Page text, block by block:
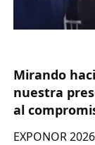
Mirando
nuestra
al
EXPONOR